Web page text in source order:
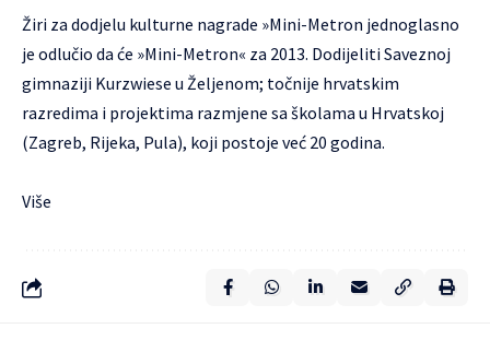
Žiri za dodjelu kulturne nagrade »Mini-Metron jednoglasno
je odlučio da će »Mini-Metron« za 2013. Dodijeliti Saveznoj
gimnaziji Kurzwiese u Željenom; točnije hrvatskim
razredima i projektima razmjene sa školama u Hrvatskoj
(Zagreb, Rijeka, Pula), koji postoje već 20 godina.
Više